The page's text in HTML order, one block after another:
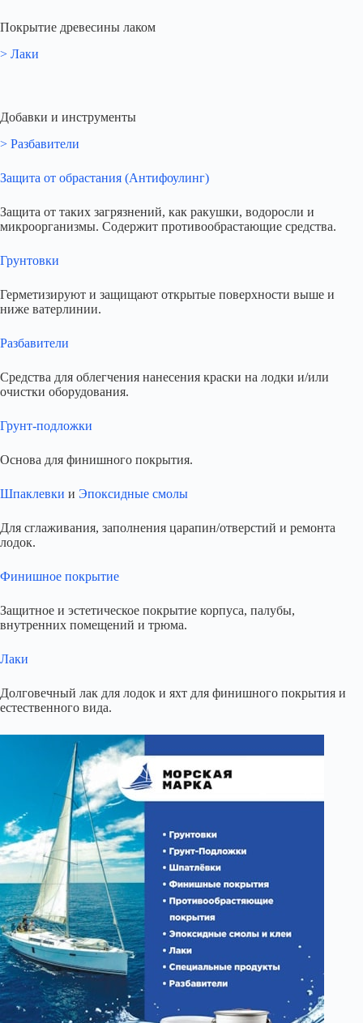
Покрытие древесины лаком
> Лаки
Добавки и инструменты
> Разбавители
Защита от обрастания (Антифоулинг)
Защита от таких загрязнений, как ракушки, водоросли и
микроорганизмы. Содержит противообрастающие средства.
Грунтовки
Герметизируют и защищают открытые поверхности выше и
ниже ватерлинии.
Разбавители
Средства для облегчения нанесения краски на лодки и/или
очистки оборудования.
Грунт-подложки
Основа для финишного покрытия.
Шпаклевки и Эпоксидные смолы
Для сглаживания, заполнения царапин/отверстий и ремонта
лодок.
Финишное покрытие
Защитное и эстетическое покрытие корпуса, палубы,
внутренних помещений и трюма.
Лаки
Долговечный лак для лодок и яхт для финишного покрытия и
естественного вида.